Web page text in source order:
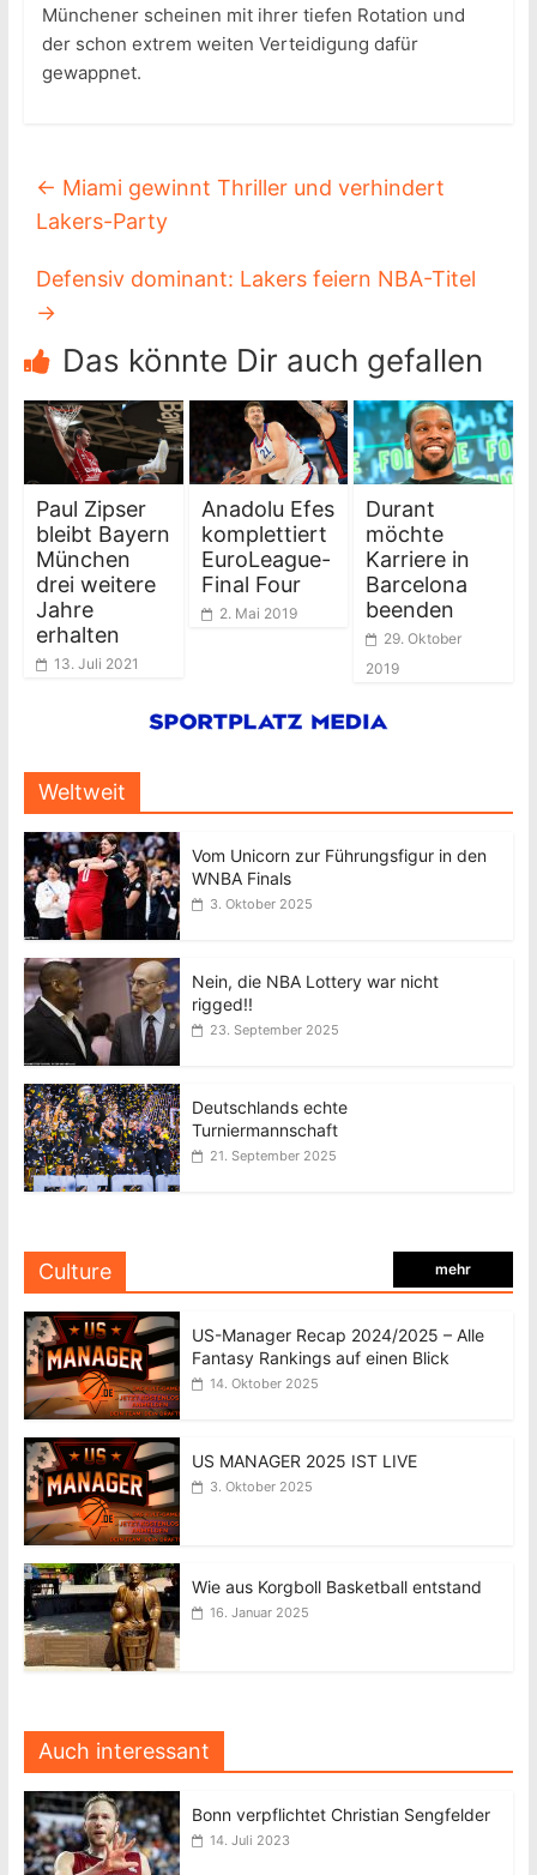
Münchener scheinen mit ihrer tiefen Rotation und
der schon extrem weiten Verteidigung dafür
gewappnet.
← Miami gewinnt Thriller und verhindert
Lakers-Party
Defensiv dominant: Lakers feiern NBA-Titel
→
Das könnte Dir auch gefallen
Paul Zipser
bleibt Bayern
München
drei weitere
Jahre
erhalten
13. Juli 2021
Anadolu Efes
komplettiert
EuroLeague-
Final Four
2. Mai 2019
Durant
möchte
Karriere in
Barcelona
beenden
29. Oktober
2019
Weltweit
Vom Unicorn zur Führungsfigur in den
WNBA Finals
3. Oktober 2025
Nein, die NBA Lottery war nicht
rigged!!
23. September 2025
Deutschlands echte
Turniermannschaft
21. September 2025
Culture mehr
US-Manager Recap 2024/2025 – Alle
Fantasy Rankings auf einen Blick
14. Oktober 2025
US MANAGER 2025 IST LIVE
3. Oktober 2025
Wie aus Korgboll Basketball entstand
16. Januar 2025
Auch interessant
Bonn verpflichtet Christian Sengfelder
14. Juli 2023